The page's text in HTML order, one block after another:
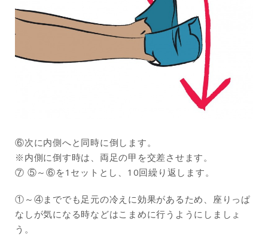
⑥次に内側へと同時に倒します。
※内側に倒す時は、両足の甲を交差させます。
⑦ ⑤～⑥を1セットとし、10回繰り返します。
①～④まででも足元の冷えに効果があるため、座りっぱ
なしが気になる時などはこまめに行うようにしましょ
う。